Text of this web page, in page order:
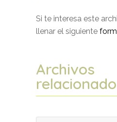
Si te interesa este
llenar el siguiente
Archivos